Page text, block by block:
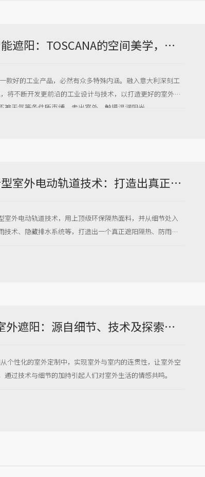
托斯卡纳智能遮阳：TOSCANA的空间美学，源自意大利的工匠精神
款好的工业产品，必然有众多特殊内涵。融入意大利深刻工
，将不断开发更前沿的工业设计与技术，以打造更好的室外空
被天气等条件所束缚，走出室外，触摸温润阳光。
托斯卡纳新型室外电动轨道技术：打造出真正遮阳隔热、防雨防水的露天咖啡馆。
室外电动轨道技术，用上顶级环保隔热面料，并从细节处入
技术、隐藏排水系统等，打造出一个真正遮阳隔热、防雨防
TOSCANA室外遮阳：源自细节、技术及探索的力量，TOSCANA的品牌智慧
个性化的室外定制中，实现室外与室内的连贯性，让室外空
通过技术与细节的加持引起人们对室外生活的情感共鸣。